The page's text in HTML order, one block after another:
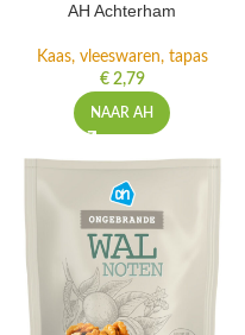
AH Achterham
Kaas, vleeswaren, tapas
€2,79
NAAR AH